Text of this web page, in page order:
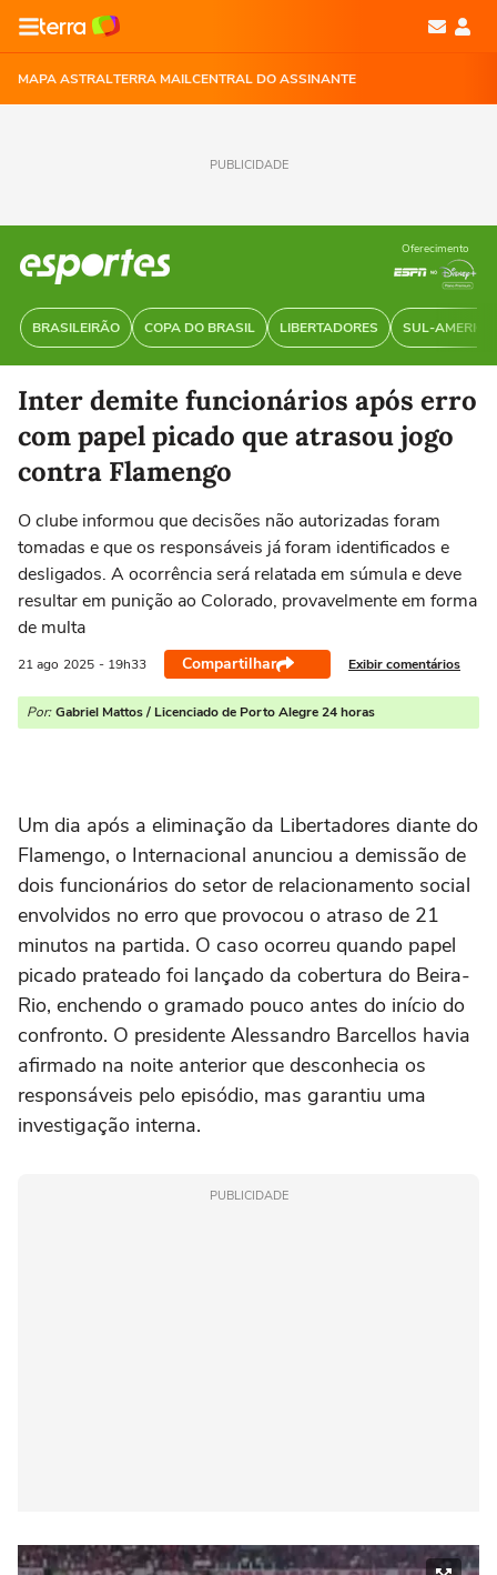
MAPA ASTRALTERRA MAILCENTRAL DO ASSINANTE
PUBLICIDADE
BRASILEIRÃO COPA DO BRASIL LIBERTADORES SUL-
Oferecimento
Inter demite funcionários após erro
com papel picado que atrasou jogo
contra Flamengo
O clube informou que decisões não autorizadas foram
tomadas e que os responsáveis já foram identificados e
desligados. A ocorrência será relatada em súmula e deve
resultar em punição ao Colorado, provavelmente em forma
de multa
21 ago 2025 - 19h33 Compartilhar Exibir comentários
Por: Gabriel Mattos / Licenciado de Porto Alegre 24 horas
Um dia após a eliminação da Libertadores diante do
Flamengo, o Internacional anunciou a demissão de
dois funcionários do setor de relacionamento social
envolvidos no erro que provocou o atraso de 21
minutos na partida. O caso ocorreu quando papel
picado prateado foi lançado da cobertura do Beira-
Rio, enchendo o gramado pouco antes do início do
confronto. O presidente Alessandro Barcellos havia
afirmado na noite anterior que desconhecia os
responsáveis pelo episódio, mas garantiu uma
investigação interna.
PUBLICIDADE